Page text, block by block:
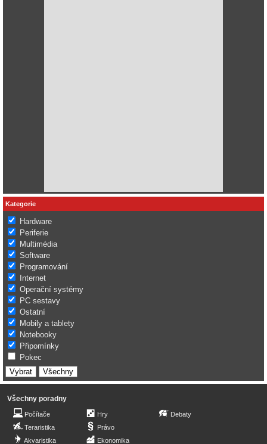
Kategorie
Hardware
Periferie
Multimédia
Software
Programování
Internet
Operační systémy
PC sestavy
Ostatní
Mobily a tablety
Notebooky
Připomínky
Pokec
Všechny poradny
Počítače
Teraristika
Akvaristika
Hry
Právo
Ekonomika
Debaty